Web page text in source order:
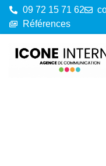
09 72 15 71 62
Références